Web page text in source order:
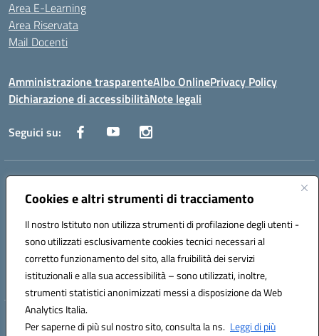
Cookies e altri strumenti di tracciamento
Il nostro Istituto non utilizza strumenti di profilazione degli utenti -
sono utilizzati esclusivamente cookies tecnici necessari al
corretto funzionamento del sito, alla fruibilità dei servizi
istituzionali e alla sua accessibilità – sono utilizzati, inoltre,
strumenti statistici anonimizzati messi a disposizione da Web
Analytics Italia.
Per saperne di più sul nostro sito, consulta la ns. Leggi di più
Area E-Learning
Area Riservata
Mail Docenti
Amministrazione trasparenteAlbo OnlinePrivacy Policy
Dichiarazione di accessibilitàNote legali
Seguici su:
Indirizzo:
Centralino:0885 417864 Email:fgpc180008@istruzione.it
Codice fiscale: 90043150714
Codice meccanografico:
FGPC180008
Codice Indice delle Pubbliche Amministrazioni (IPA): lzcc
Hosting & Powered by 3D Solution S.r.l.